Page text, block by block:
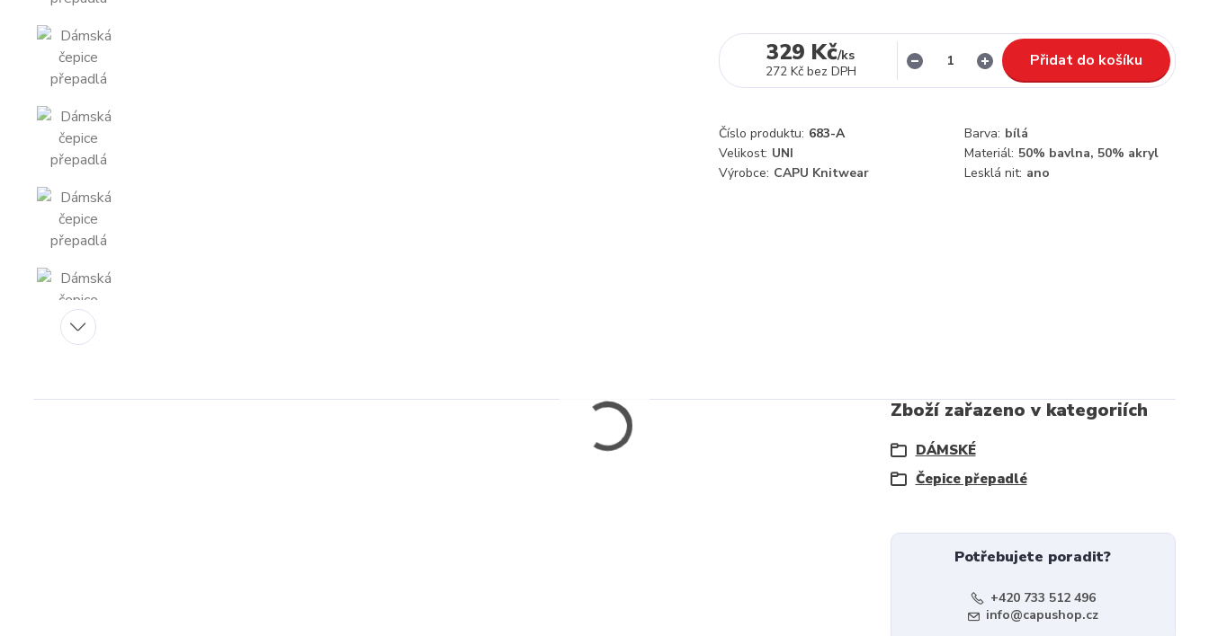
329 Kč/ks
272 Kč bez DPH
Přidat do košíku
Číslo produktu: 683-A Barva: bílá
Velikost: UNI Materiál: 50% bavlna, 50% akryl
Výrobce: CAPU Knitwear Lesklá nit: ano
Zboží zařazeno v kategoriích
DÁMSKÉ
Čepice přepadlé
Potřebujete poradit?
+420 733 512 496
info@capushop.cz